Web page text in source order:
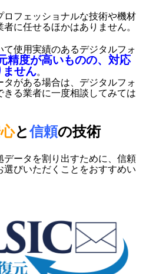
ロフェッショナルな技術や機材
に任せるほかはありません。
使用実績のあるデジタルフォ
精度が高いものの、対応
ません。
タがある場合は、デジタルフォ
きる業者に一度相談してみては
と信頼の技術
ータを割り出すために、信頼
びいただくことをおすすめい